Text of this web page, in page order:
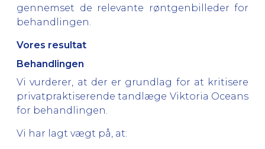
gennemset de relevante røntgenbilleder for
behandlingen.
Vores resultat
Behandlingen
Vi vurderer, at der er grundlag for at kritisere
privatpraktiserende tandlæge Viktoria Oceans
for behandlingen.
Vi har lagt vægt på, at: